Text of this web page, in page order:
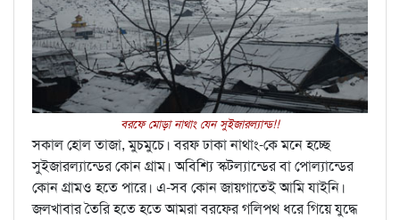
বরফে মোড়া নাথাং যেন সুইজারল্যান্ড!!
সকাল হোল তাজা, মুচমুচে। বরফ ঢাকা নাথাং-কে মনে হচ্ছে
সুইজারল্যান্ডের কোন গ্রাম। অবিশ্যি স্কটল্যান্ডের বা পোল্যান্ডের
কোন গ্রামও হতে পারে। এ-সব কোন জায়গাতেই আমি যাইনি।
জলখাবার তৈরি হতে হতে আমরা বরফের গলিপথ ধরে গিয়ে যুদ্ধে